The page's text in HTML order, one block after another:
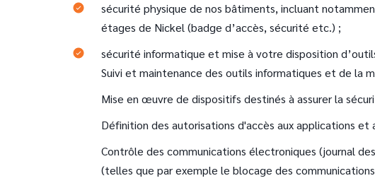
sécurité physique de nos bâtiments, incluant
étages de Nickel (badge d’accès, sécurité etc.) ;
sécurité informatique et mise à votre disposition
Suivi et maintenance des outils informatiques et de la
Mise en œuvre de dispositifs destinés à assurer la
Définition des autorisations d'accès aux applications et
Contrôle des communications électroniques (journal
(telles que par exemple le blocage des